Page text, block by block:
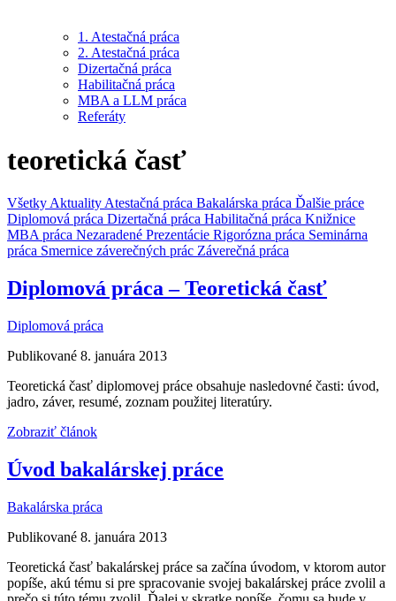
1. Atestačná práca
2. Atestačná práca
Dizertačná práca
Habilitačná práca
MBA a LLM práca
Referáty
teoretická časť
Všetky Aktuality Atestačná práca Bakalárska práca Ďalšie práce
Diplomová práca Dizertačná práca Habilitačná práca Knižnice
MBA práca Nezaradené Prezentácie Rigorózna práca Seminárna
práca Smernice záverečných prác Záverečná práca
Diplomová práca – Teoretická časť
Diplomová práca
Publikované 8. januára 2013
Teoretická časť diplomovej práce obsahuje nasledovné časti: úvod,
jadro, záver, resumé, zoznam použitej literatúry.
Zobraziť článok
Úvod bakalárskej práce
Bakalárska práca
Publikované 8. januára 2013
Teoretická časť bakalárskej práce sa začína úvodom, v ktorom autor
popíše, akú tému si pre spracovanie svojej bakalárskej práce zvolil a